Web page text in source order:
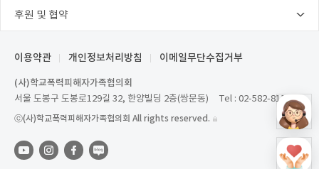
이용약관 개인정보처리방침 이메일무단수집거부
(사)학교폭력피해자가족협의회
서울 도봉구 도봉로129길 32, 한양빌딩 2층(쌍문동) Tel : 02-582-8118
ⓒ(사)학교폭력피해자가족협의회 All rights reserved.